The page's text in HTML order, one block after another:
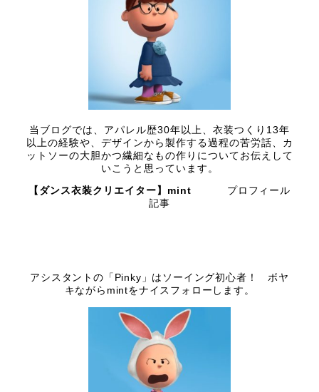
当ブログでは、アパレル歴30年以上、衣装つくり13年
以上の経験や、デザインから製作する過程の苦労話、カ
ットソーの大胆かつ繊細なもの作りについてお伝えして
いこうと思っています。
【ダンス衣装クリエイター】mint プロフィール
記事
アシスタントの「Pinky」はソーイング初心者！ ボヤ
キながらmintをナイスフォローします。